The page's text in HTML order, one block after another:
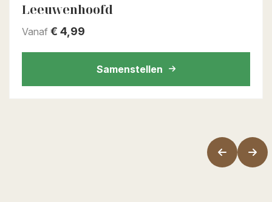
Leeuwenhoofd
Vanaf € 4,99
Samenstellen